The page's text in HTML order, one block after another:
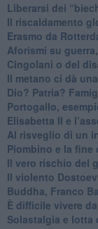
​Liberarsi dei
Il riscaldamento
​Erasmo da
​Aforismi su
Cingolani o del
​Il metano ci dà
​Dio? Patria?
Portogallo,
​Elisabetta II e
Al risveglio di un
​Piombino e la fine
​Il vero rischio del
​Il violento
​Buddha, Franco
​È difficile vivere
Solastalgia e lotta